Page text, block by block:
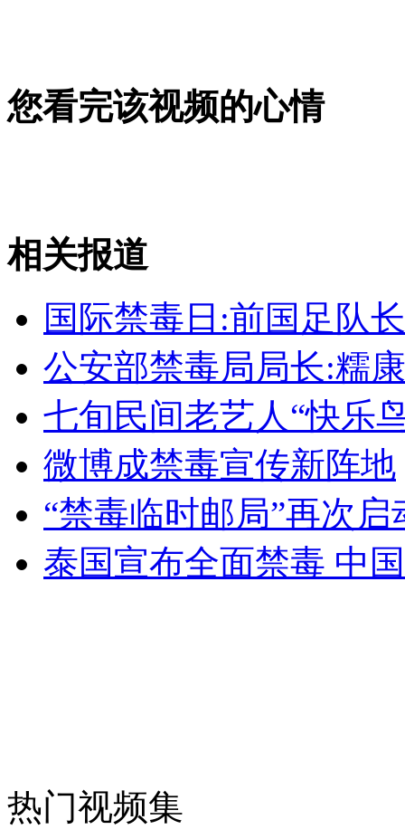
蛇泡药酒一个月 突然蹿出咬伤人
山西运城恶犬咬伤多人 警民合力深夜将其击毙
女孩北京地铁殴打老人 痛下狠手拳打脚踢
无痛分娩是否安全 医生回应
外交部：反对强权政治霸凌主义
走！跟着总书记去植树
您看完该视频的心情
相关报道
国际禁毒日:前国足队
公安部禁毒局局长:糯
七旬民间老艺人“快乐
微博成禁毒宣传新阵地
“禁毒临时邮局”再次
泰国宣布全面禁毒 中
热门视频集